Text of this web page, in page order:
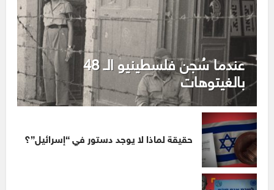
عندما سُجن فلسطينيو الـ 48
بالغيتوهات
حقيقة لماذا لا يوجد دستور في “إسرائيل”؟